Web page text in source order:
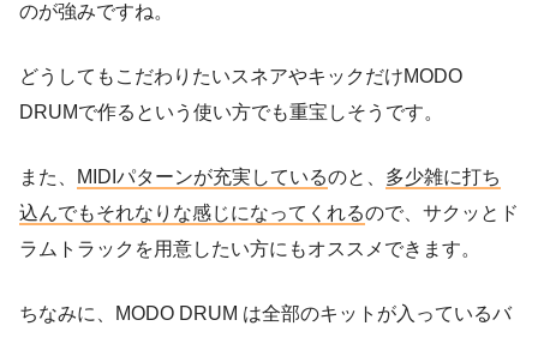
のが強みですね。
どうしてもこだわりたいスネアやキックだけMODO
DRUMで作るという使い方でも重宝しそうです。
また、 MIDIパターンが充実しているのと、 多少雑に打ち
込んでもそれなりな感じになってくれるので、サクッとド
ラムトラックを用意したい方にもオススメできます。
ちなみに、MODO DRUM は全部のキットが入っているバ